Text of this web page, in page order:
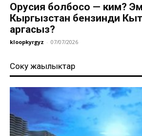
Орусия болбосо — ким?
Кыргызстан бензинди
аргасыз?
kloopkyrgyz - 07/07/2026
Соңку жаңылыктар